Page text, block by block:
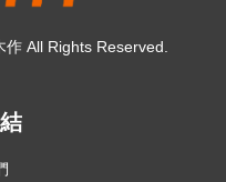
All Rights Reserved.